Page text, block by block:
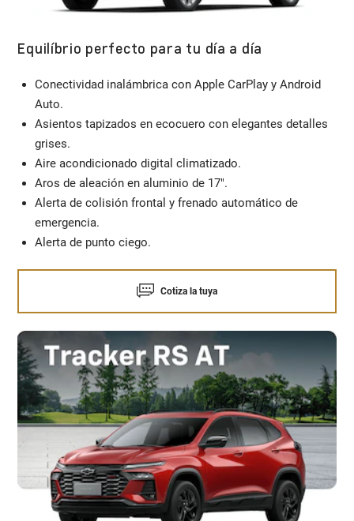
Equilíbrio perfecto para tu día a día
Conectividad inalámbrica con Apple CarPlay y Android
Auto.
Asientos tapizados en ecocuero con elegantes detalles
grises.
Aire acondicionado digital climatizado.
Aros de aleación en aluminio de 17".
Alerta de colisión frontal y frenado automático de
emergencia.
Alerta de punto ciego.
Cotiza la tuya